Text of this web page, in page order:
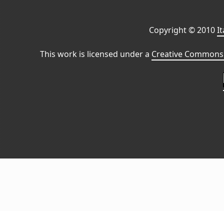
Copyright © 2010
This work is licensed under a Creative